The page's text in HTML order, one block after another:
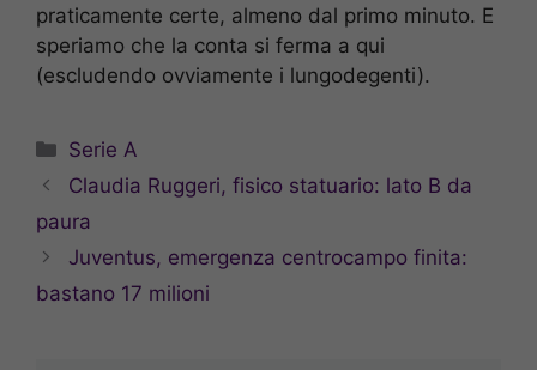
praticamente certe, almeno dal primo minuto. E
speriamo che la conta si ferma a qui
(escludendo ovviamente i lungodegenti).
Categorie
Serie A
Claudia Ruggeri, fisico statuario: lato B da
paura
Juventus, emergenza centrocampo finita:
bastano 17 milioni